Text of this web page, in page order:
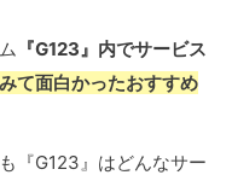
『G123』内でサービス
て面白かったおすすめ
『G123』はどんなサー